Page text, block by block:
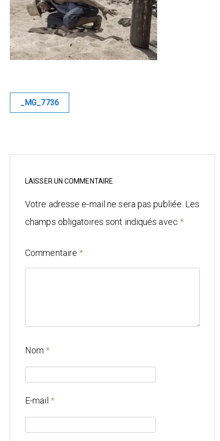
Blue
Equilibre
Renaissance
Sunustreet
Fashion
Culinaire
Industrielle
Mariage
Architecture
Navigation
_MG_7736
LAISSER UN COMMENTAIRE
Votre adresse e-mail ne sera pas publiée. Les
champs obligatoires sont indiqués avec *
Commentaire *
Nom *
E-mail *